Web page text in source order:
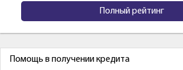
Полный рейтинг
Помощь в получении кредита